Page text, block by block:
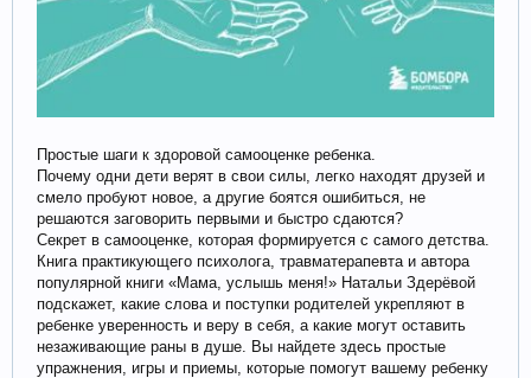
Простые шаги к здоровой самооценке ребенка.
Почему одни дети верят в свои силы, легко находят друзей и
смело пробуют новое, а другие боятся ошибиться, не
решаются заговорить первыми и быстро сдаются?
Секрет в самооценке, которая формируется с самого детства.
Книга практикующего психолога, травматерапевта и автора
популярной книги «Мама, услышь меня!» Натальи Здерёвой
подскажет, какие слова и поступки родителей укрепляют в
ребенке уверенность и веру в себя, а какие могут оставить
незаживающие раны в душе. Вы найдете здесь простые
упражнения, игры и приемы, которые помогут вашему ребенку